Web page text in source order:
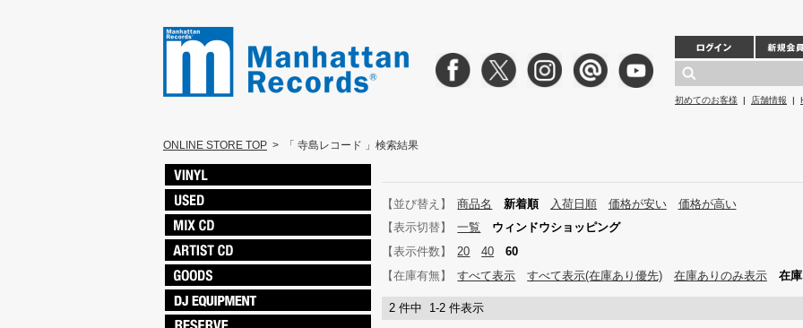
初めてのお客様 | 店舗情報 |
ONLINE STORE TOP > 「 寺島レコード 」検索結果
【並び替え】 商品名 新着順 入荷日順 価格が安い
価格が高い
【表示切替】
一覧
ウィンドウショッピング
【表示件数】
20 40
60
【在庫有無】
すべて表示 すべて表示(在庫あり優先) 在庫ありのみ表示 在
2 件中 1-2 件表示